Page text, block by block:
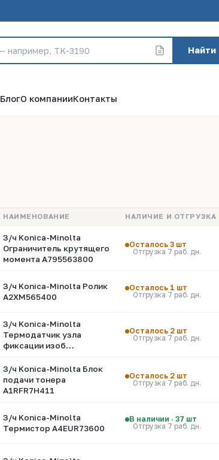
Найти
БлогО компанииКонтакты
НАИМЕНОВАНИЕ НАЛИЧИЕ И ОТГРУЗКА
З/ч Konica-Minolta
Ограничитель крутящего
момента A795563800
Осталось 3 шт
Отгрузка 7 раб. дн.
З/ч Konica-Minolta Ролик
A2XM565400
Осталось 1 шт
Отгрузка 7 раб. дн.
З/ч Konica-Minolta
Термодатчик узла
фиксации изоб
Осталось 2 шт
Отгрузка 7 раб. дн.
З/ч Konica-Minolta Блок
подачи тонера
A1RFR7H411
Осталось 2 шт
Отгрузка 7 раб. дн.
З/ч Konica-Minolta
Термистор A4EUR73600
В наличии · 37 шт
Отгрузка 7 раб. дн.